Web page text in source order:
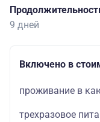
9 дней
Включено в
проживание в
трехразовое